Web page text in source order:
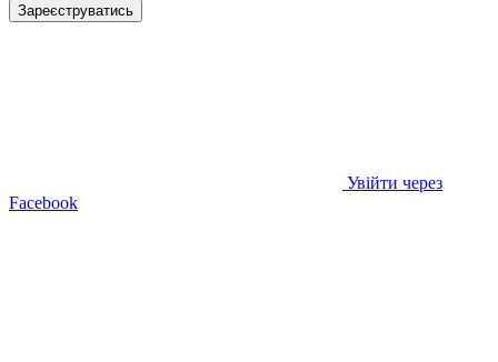
Зареєструватись
Увійти через
Facebook